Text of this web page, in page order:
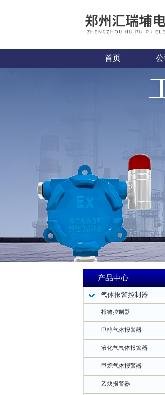
首页 公
产品中心
气体报警控制器
报警控制器
甲醇气体报警器
液化气气体报警器
甲烷气体报警器
乙炔报警器